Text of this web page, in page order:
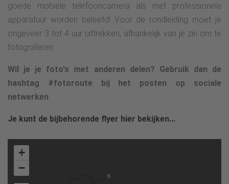
goede mobiele telefooncamera als met professionele
apparatuur worden beleefd! Voor de rondleiding moet je
ongeveer 3 tot 4 uur uittrekken, afhankelijk van je zin om te
fotograferen.
Wil je je foto's met anderen delen? Gebruik dan de
hashtag #fotoroute bij het posten op sociale
netwerken
Je kunt de bijbehorende flyer hier bekijken...
6
+
−